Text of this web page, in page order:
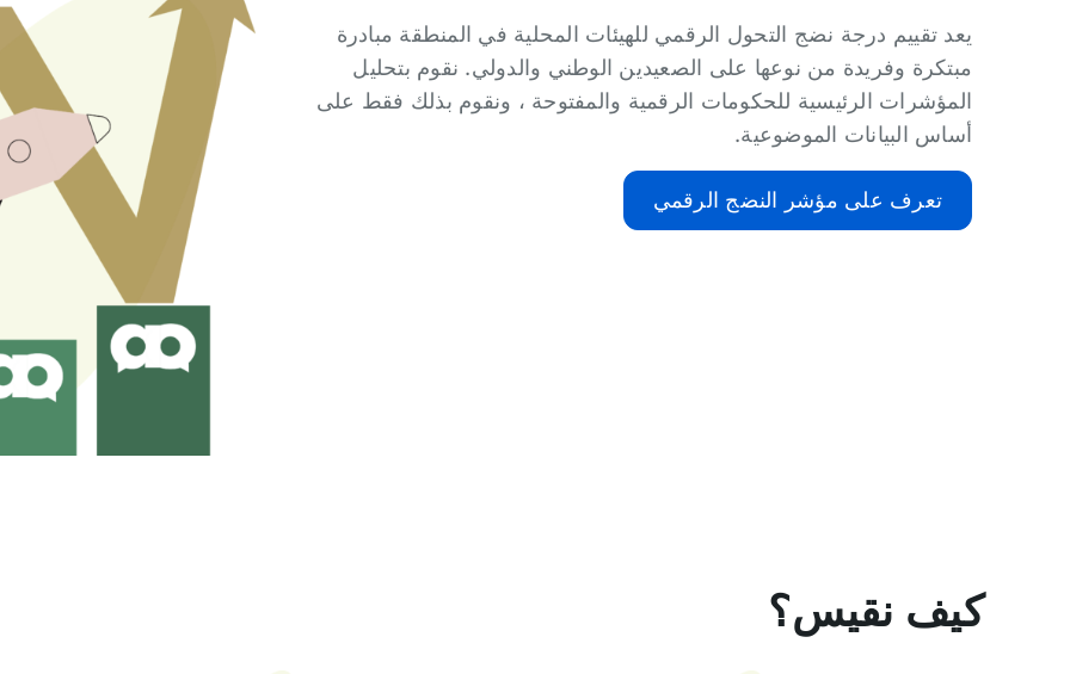
يعد تقييم درجة نضج التحول الرقمي للهيئات المحلية في المنطقة مبادرة
مبتكرة وفريدة من نوعها على الصعيدين الوطني والدولي. نقوم بتحليل
المؤشرات الرئيسية للحكومات الرقمية والمفتوحة ، ونقوم بذلك فقط على
أساس البيانات الموضوعية.
تعرف على مؤشر النضج الرقمي
كيف نقيس؟